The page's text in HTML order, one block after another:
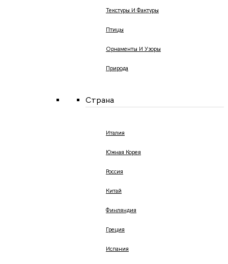
Текстуры И Фактуры
Птицы
Орнаменты И Узоры
Природа
Страна
Италия
Южная Корея
Россия
Китай
Финляндия
Греция
Испания